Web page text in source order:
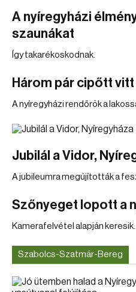
A nyíregyházi
szaunákat
Így takarékoskodnak.
Három pár cipőtt vitt
A nyíregyházi rendőrök a
Jubilál a Vidor,
A jubileumra megújították a
Szőnyeget lopott a
Kamerafelvétel alapján keresik.
Szabolcs-Szatmár-Bereg